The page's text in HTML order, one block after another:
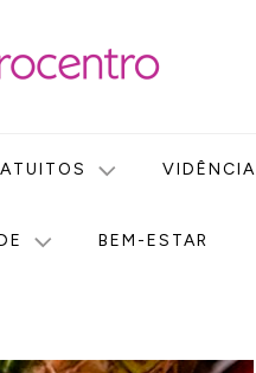
VIDÊNCIA
BEM-ESTAR